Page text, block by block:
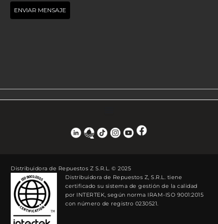
Distribuidora de Repuestos Z S.R.L. © 2025
Distribuidora de Repuestos Z, S.R.L. tiene
certificado su sistema de gestión de la calidad
por INTERTEK, según norma IRAM-ISO 9001:2015
con número de registro 0230521.